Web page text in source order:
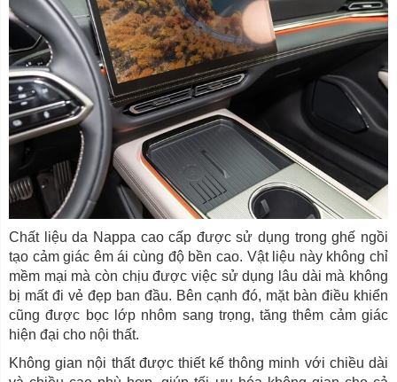
Chất liệu da Nappa cao cấp được sử dụng trong ghế ngồi
tạo cảm giác êm ái cùng độ bền cao. Vật liệu này không chỉ
mềm mại mà còn chịu được việc sử dụng lâu dài mà không
bị mất đi vẻ đẹp ban đầu. Bên cạnh đó, mặt bàn điều khiển
cũng được bọc lớp nhôm sang trọng, tăng thêm cảm giác
hiện đại cho nội thất.
Không gian nội thất được thiết kế thông minh với chiều dài